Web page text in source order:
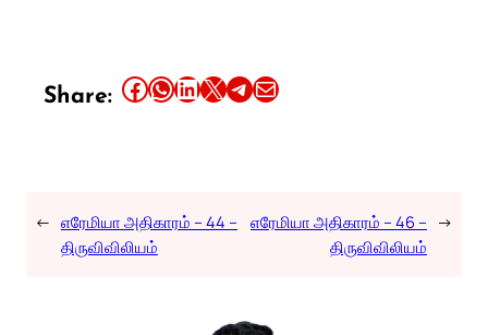
Share: Share this article on Facebook Share this article on WhatsApp Share this article on LinkedIn Share this article on X Share this article on TelegramEmail this Article
← எரேமியா அதிகாரம் – 44 –
திருவிவிலியம்
எரேமியா அதிகாரம் – 46 –
திருவிவிலியம்
→